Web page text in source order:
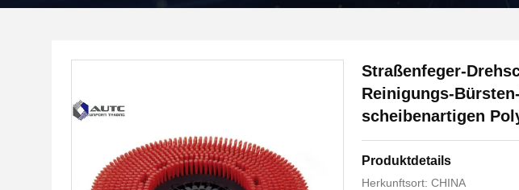
Straßenfeger-
Reinigungs-
scheibenartigen
Produktdetails
Herkunftsort: CHINA